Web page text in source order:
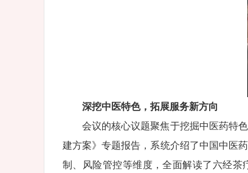
深挖中医特色，拓展服务新方向
会议的核心议题聚焦于挖掘中医药特
建方案》专题报告，系统介绍了中国中医
制、风险管控等维度，全面解读了六经茶